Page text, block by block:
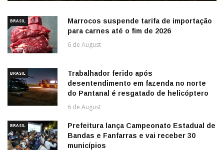
BRASIL
Marrocos suspende tarifa de importação
para carnes até o fim de 2026
6 de August
BRASIL
Trabalhador ferido após
desentendimento em fazenda no norte
do Pantanal é resgatado de helicóptero
6 de August
BRASIL
Prefeitura lança Campeonato Estadual de
Bandas e Fanfarras e vai receber 30
municípios